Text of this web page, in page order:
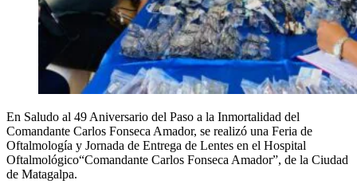
En Saludo al 49 Aniversario del Paso a la Inmortalidad del
Comandante Carlos Fonseca Amador, se realizó una Feria de
Oftalmología y Jornada de Entrega de Lentes en el Hospital
Oftalmológico“Comandante Carlos Fonseca Amador”, de la Ciudad
de Matagalpa.